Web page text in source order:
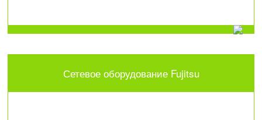
Сетевое оборудование Fujitsu